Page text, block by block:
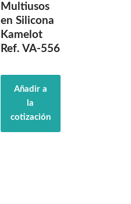
Multiusos
en Silicona
Kamelot
Ref. VA-556
Añadir a
la
cotización